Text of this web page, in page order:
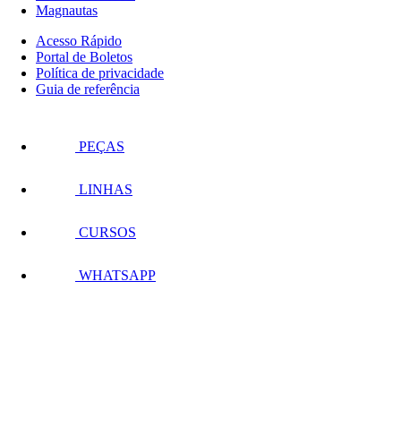
Magnautas
Acesso Rápido
Portal de Boletos
Política de privacidade
Guia de referência
PEÇAS
LINHAS
CURSOS
WHATSAPP